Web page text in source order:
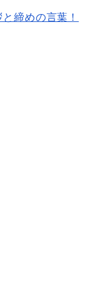
締めの言葉！